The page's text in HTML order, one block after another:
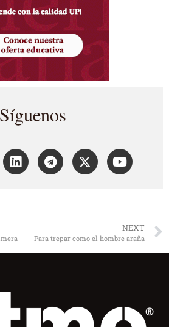
Síguenos
NEXT
Para trepar como el hombre araña